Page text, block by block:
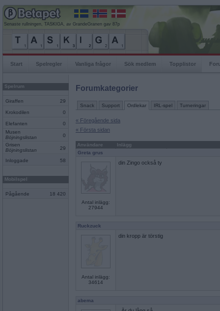
Senaste rullningen, TASKIGA, av GrandeGranen gav 87p
Start Spelregler Vanliga frågor Sök medlem Topplistor
Spelrum
Giraffen 29
Krokodilen 0
Elefanten
0
Musen
Böjningslistan
0
Grisen
Böjningslistan
29
Inloggade 58
Mobilspel
Pågående 18 420
Forumkategorier
Snack Support Ordlekar IRL-spel Turneringar
« Föregående sida
« Första sidan
Användare
Inlägg
Greta grus
Antal inlägg:
27944
din Zingo också ty
Ruckzuck
Antal inlägg:
34614
din kropp är törstig
abema